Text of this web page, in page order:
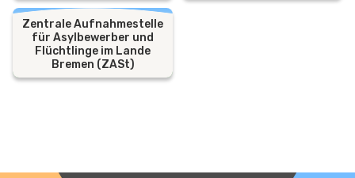
Zentrale Aufnahmestelle
für Asylbewerber und
Flüchtlinge im Lande
Bremen (ZASt)